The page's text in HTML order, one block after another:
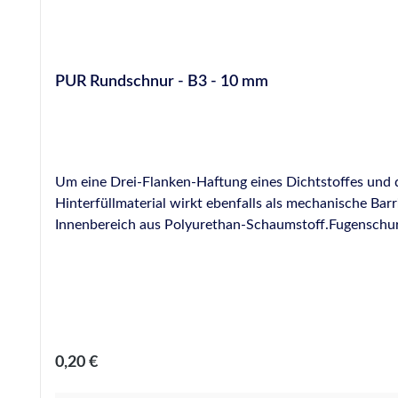
PUR Rundschnur - B3 - 10 mm
Um eine Drei-Flanken-Haftung eines Dichtstoffes
Hinterfüllmaterial wirkt ebenfalls als mechanische Barriere,
Innenbereich aus Polyurethan-
Regulärer Preis:
0,20 €